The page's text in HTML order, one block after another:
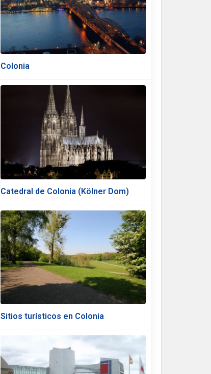
Colonia
Catedral de Colonia (Kölner Dom)
Sitios turísticos en Colonia